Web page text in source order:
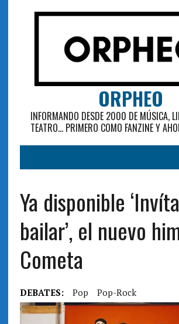
ORPHEO
INFORMANDO DESDE 2000 DE MÚSICA,
TEATRO... PRIMERO COMO FANZINE Y
Ya disponible
bailar’, el nuevo
Cometa
DEBATES: Pop Pop-Rock